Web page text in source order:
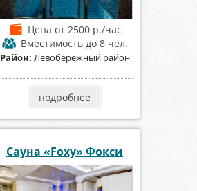
Цена от 2500 р./час
Вместимостьдо 8 чел.
Район: Левобережный район
подробнее
Сауна «Foxy» Фокси